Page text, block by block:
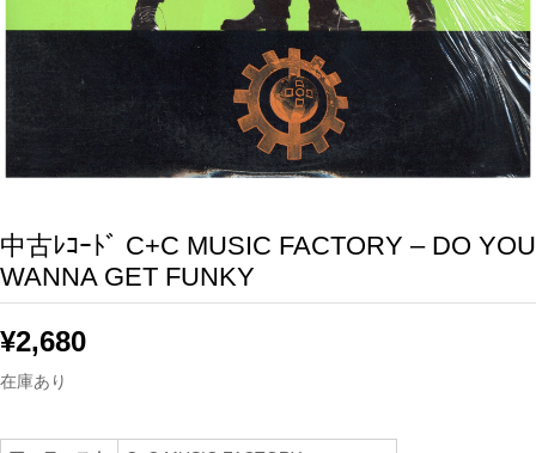
中古ﾚｺｰﾄﾞ C+C MUSIC FACTORY – DO YOU
WANNA GET FUNKY
¥2,680
在庫あり